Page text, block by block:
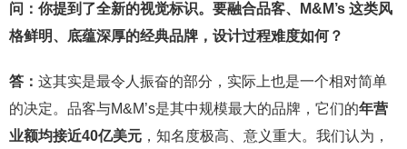
问：你提到了全新的视觉标识。要融合品客、M&M’s 这类风
格鲜明、底蕴深厚的经典品牌，设计过程难度如何？
答： 这其实是最令人振奋的部分，实际上也是一个相对简单
的决定。品客与M&M’s是其中规模最大的品牌，它们的年营
业额均接近40亿美元 ，知名度极高、意义重大。我们认为，